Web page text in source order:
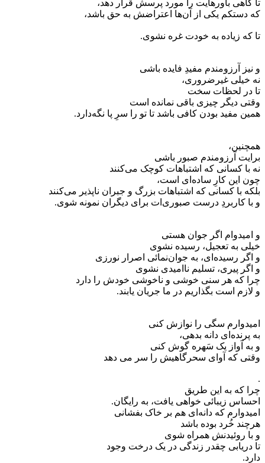
تا گاهی باورهایت را مورد پرسش قرار دهد،
که دستکم یکی از آن‌ها اعتراضش به حق باشد،
تا که زیاده به خودت غره نشوی.
و نیز آرزومندم مفیدِ فایده باشی
نه خیلی غیرضروری،
تا در لحظات سخت
وقتی دیگر چیزی باقی نمانده است
همین مفید بودن کافی باشد تا تو را سرِ پا نگه‌دارد.
همچنین،
برایت آرزومندم صبور باشی
نه با کسانی که اشتباهات کوچک می‌کنند
چون این کارِ ساده‌ای است،
بلکه با کسانی که اشتباهات بزرگ و جبران ناپذیر می‌کنند
و با کاربردِ درست صبوری‌ات برای دیگران نمونه شوی.
و امیدوام اگر جوان هستی
خیلی به تعجیل، رسیده نشوی
و اگر رسیده‌ای، به جوان‌نمائی اصرار نورزی
و اگر پیری، تسلیم ناامیدی نشوی
چرا که هر سنی خوشی و ناخوشی خودش را دارد
و لازم است بگذاریم در ما جریان یابند.
امیدوارم سگی را نوازش کنی
به پرنده‌ای دانه بدهی،
و به آواز یک سَهره گوش کنی
وقتی که آوای سحرگاهیش را سر می‌ دهد
.
چرا که به این طریق
احساس زیبائی خواهی یافت، به رایگان.
امیدوارم که دانه‌ای هم بر خاک بفشانی
هرچند خُرد بوده باشد
و با روئیدنش همراه شوی
تا دریابی چقدر زندگی در یک درخت وجود
دارد.